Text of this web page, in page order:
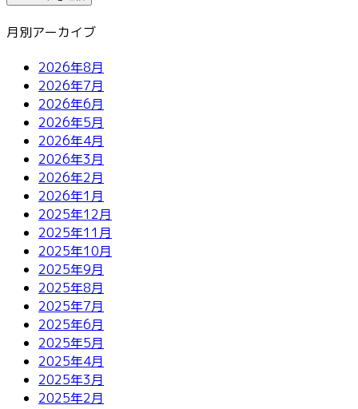
月別アーカイブ
2026年8月
2026年7月
2026年6月
2026年5月
2026年4月
2026年3月
2026年2月
2026年1月
2025年12月
2025年11月
2025年10月
2025年9月
2025年8月
2025年7月
2025年6月
2025年5月
2025年4月
2025年3月
2025年2月